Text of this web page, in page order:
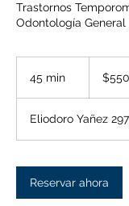
Trastornos
Odontología General
45 min
m
i
1era
consulta
Eliodoro Yañez
Reservar ahora